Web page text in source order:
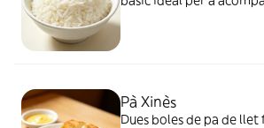
Pà Xinès
Dues boles de pa de llet